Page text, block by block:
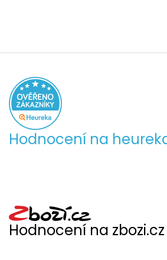
Hodnocení na
Hodnocení na zbozi.cz